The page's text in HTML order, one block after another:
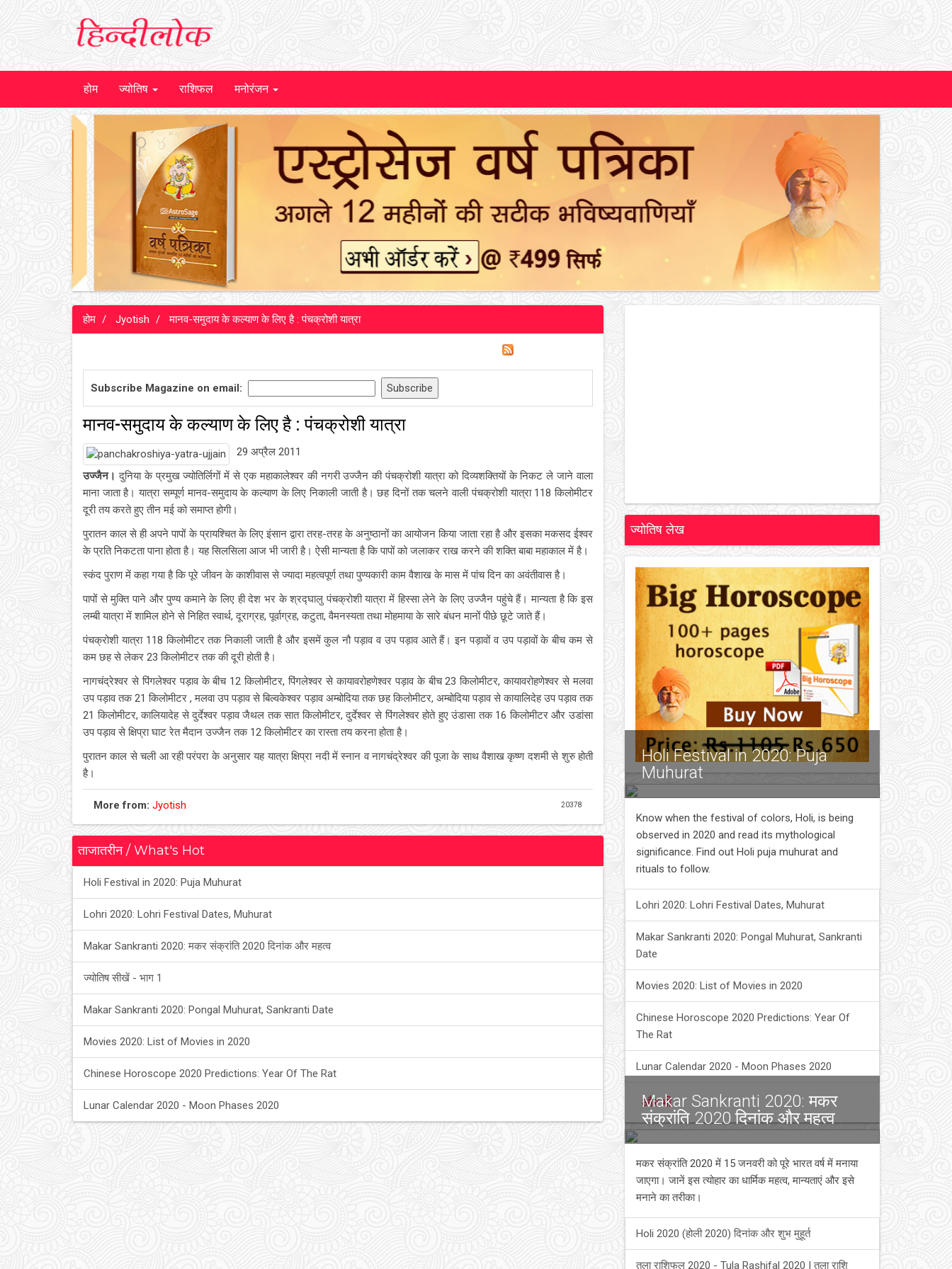
होम ज्योतिष राशिफल मनोरंजन
होम Jyotish मानव-समुदाय के कल्‍याण के लिए है : पंचक्रोशी यात्रा
Subscribe Magazine on email:
मानव-समुदाय के कल्‍याण के लिए है : पंचक्रोशी यात्रा
29 अप्रैल 2011
उज्जैन। दुनिया के प्रमुख ज्योतिर्लिगों में से एक महाकालेश्वर की नगरी उज्जैन की पंचक्रोशी यात्रा को दिव्यशक्तियों के निकट ले जाने वाला
माना जाता है। यात्रा सम्पूर्ण मानव-समुदाय के कल्याण के लिए निकाली जाती है। छह दिनों तक चलने वाली पंचक्रोशी यात्रा 118 किलोमीटर
दूरी तय करते हुए तीन मई को समाप्त होगी।
पुरातन काल से ही अपने पापों के प्रायश्चित के लिए इंसान द्वारा तरह-तरह के अनुष्ठानों का आयोजन किया जाता रहा है और इसका मकसद ईश्वर
के प्रति निकटता पाना होता है। यह सिलसिला आज भी जारी है। ऐसी मान्यता है कि पापों को जलाकर राख करने की शक्ति बाबा महाकाल में है।
स्कंद पुराण में कहा गया है कि पूरे जीवन के काशीवास से ज्यादा महत्वपूर्ण तथा पुण्यकारी काम वैशाख के मास में पांच दिन का अवंतीवास है।
पापों से मुक्ति पाने और पुण्य कमाने के लिए ही देश भर के श्रद्घालु पंचक्रोशी यात्रा में हिस्सा लेने के लिए उज्जैन पहुंचे हैं। मान्यता है कि इस
लम्बी यात्रा में शामिल होने से निहित स्वार्थ, दूराग्रह, पूर्वाग्रह, कटुता, वैमनस्यता तथा मोहमाया के सारे बंधन मानों पीछे छूटे जाते हैं।
पंचक्रोशी यात्रा 118 किलोमीटर तक निकाली जाती है और इसमें कुल नौ पड़ाव व उप पड़ाव आते हैं। इन पड़ावों व उप पड़ावों के बीच कम से
कम छह से लेकर 23 किलोमीटर तक की दूरी होती है।
नागचंद्रेश्वर से पिंगलेश्वर पड़ाव के बीच 12 किलोमीटर, पिंगलेश्वर से कायावरोहणेश्वर पड़ाव के बीच 23 किलोमीटर, कायावरोहणेश्वर से मलवा
उप पड़ाव तक 21 किलोमीटर , मलवा उप पड़ाव से बिल्वकेश्वर पड़ाव अम्बोदिया तक छह किलोमीटर, अम्बोदिया पड़ाव से कायालिदेह उप पड़ाव तक
21 किलोमीटर, कालियादेह से दुर्देश्वर पड़ाव जैथल तक सात किलोमीटर, दुर्देश्वर से पिंगलेश्वर होते हुए उंडासा तक 16 किलोमीटर और उडांसा
उप पड़ाव से क्षिप्रा घाट रेत मैदान उज्जैन तक 12 किलोमीटर का रास्ता तय करना होता है।
पुरातन काल से चली आ रही परंपरा के अनुसार यह यात्रा क्षिप्रा नदी में स्नान व नागचंद्रेश्वर की पूजा के साथ वैशाख कृष्ण दशमी से शुरु होती
है।
More from: Jyotish 20378
ताजातरीन / What's Hot
Holi Festival in 2020: Puja Muhurat
Lohri 2020: Lohri Festival Dates, Muhurat
Makar Sankranti 2020: मकर संक्रांति 2020 दिनांक और महत्व
ज्योतिष सीखें - भाग 1
Makar Sankranti 2020: Pongal Muhurat, Sankranti Date
Movies 2020: List of Movies in 2020
Chinese Horoscope 2020 Predictions: Year Of The Rat
Lunar Calendar 2020 - Moon Phases 2020
ज्योतिष लेख
Holi Festival in 2020: Puja
Muhurat
Know when the festival of colors, Holi, is being
observed in 2020 and read its mythological
significance. Find out Holi puja muhurat and
rituals to follow.
Lohri 2020: Lohri Festival Dates, Muhurat
Makar Sankranti 2020: Pongal Muhurat, Sankranti
Date
Movies 2020: List of Movies in 2020
Chinese Horoscope 2020 Predictions: Year Of
The Rat
Lunar Calendar 2020 - Moon Phases 2020
और भी
Makar Sankranti 2020: मकर
संक्रांति 2020 दिनांक और महत्व
मकर संक्रांति 2020 में 15 जनवरी को पूरे भारत वर्ष में मनाया
जाएगा। जानें इस त्योहार का धार्मिक महत्व, मान्यताएं और इसे
मनाने का तरीका।
Holi 2020 (होली 2020) दिनांक और शुभ मुहूर्त
तुला राशिफल 2020 - Tula Rashifal 2020 | तुला राशि